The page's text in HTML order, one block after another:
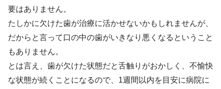
要はありません。
たしかに欠けた歯が治療に活かせないかもしれませんが、
だからと言って口の中の歯がいきなり悪くなるということ
もありません。
とは言え、歯が欠けた状態だと舌触りがおかしく、不愉快
な状態が続くことになるので、1週間以内を目安に病院に